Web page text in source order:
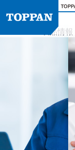
製品情報